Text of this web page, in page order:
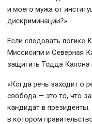
и моего мужа от
дискриминации?»
Если следовать логике
Миссисипи и Северная
защитить Тодда Калона
«Когда речь заходит о
свобода — это то, что
кандидат в
в котором